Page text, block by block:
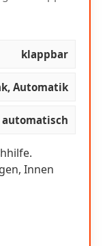
klappbar
Automatik
automatisch
Innen